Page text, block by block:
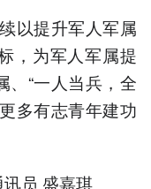
以提升军人军属
，为军人军属提
、“一人当兵，全
多有志青年建功
员 盛嘉琪